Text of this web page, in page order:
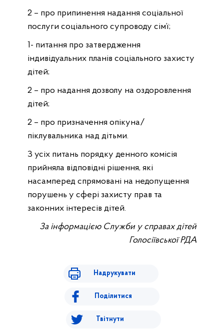
2 – про припинення надання соціальної
послуги соціального супроводу сім’ї;
1- питання про затвердження
індивідуальних планів соціального захисту
дітей;
2 – про надання дозволу на оздоровлення
дітей;
2 – про призначення опікуна/
піклувальника над дітьми.
З усіх питань порядку денного комісія
прийняла відповідні рішення, які
насамперед спрямовані на недопущення
порушень у сфері захисту прав та
законних інтересів дітей.
За інформацією Служби у справах дітей
Голосіївської РДА
Надрукувати
Поділитися
Твітнути